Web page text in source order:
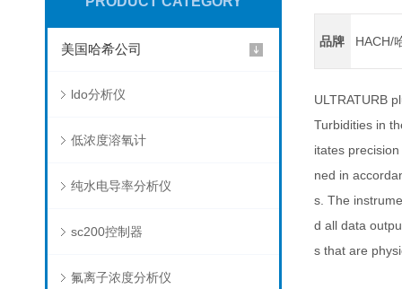
美国哈希公司
ldo分析仪
低浓度溶氧计
纯水电导率分析仪
sc200控制器
氟离子浓度分析仪
品牌 HACH/
ULTRATURB
Turbidities in
itates
ned in
s. The
d all data
s that are